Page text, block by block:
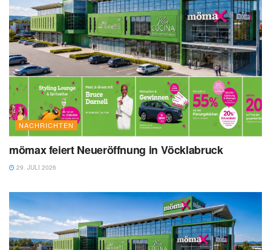
NACHRICHTEN
mömax feiert Neueröffnung in Vöcklabruck
29. JULI 2026